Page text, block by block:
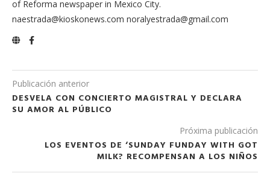
of Reforma newspaper in Mexico City.
naestrada@kioskonews.com noralyestrada@gmail.com
Publicación anterior
DESVELA CON CONCIERTO MAGISTRAL Y DECLARA
SU AMOR AL PÚBLICO
Próxima publicación
LOS EVENTOS DE ‘SUNDAY FUNDAY WITH GOT
MILK? RECOMPENSAN A LOS NIÑOS